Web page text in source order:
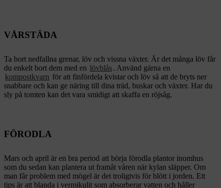
VÅRSTÄDA
Ta bort nedfallna grenar, löv och vissna växter. Är det många löv får
du enkelt bort dem med en lövblås. Använd gärna en
kompostkvarn för att finfördela kvistar och löv så att de bryts ner
snabbare och kan ge näring till dina träd, buskar och växter. Har du
sly på tomten kan det vara smidigt att skaffa en röjsåg.
FÖRODLA
Mars och april är en bra period att börja förodla plantor inomhus
som du sedan kan plantera ut framåt våren när kylan släpper. Om
man får problem med mögel är det troligtvis för blött i jorden. Ett
tips är att blanda i vermikulit som absorberar vatten och håller